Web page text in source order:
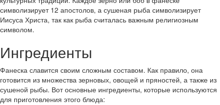
символизирует 12 апостолов, а сушеная рыба символизирует
Иисуса Христа, так как рыба считалась важным религиозным
символом.
Ингредиенты
Фанеска славится своим сложным составом. Как правило, она
готовится из множества зерновых, овощей и пряностей, а также из
сушеной рыбы. Вот основные ингредиенты, которые используются
для приготовления этого блюда: